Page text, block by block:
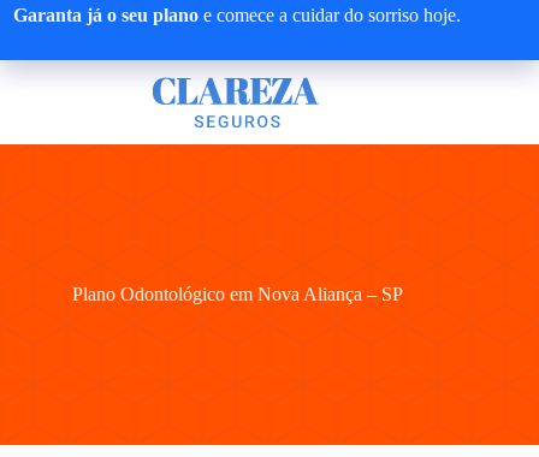
Pular
Garanta já o seu plano e comece a cuidar do sorriso hoje.
Plano Odontológico em Nova Aliança – SP